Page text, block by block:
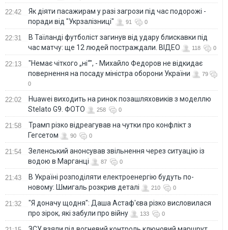
22:42
Як діяти пасажирам у разі загрози під час подорожі -
поради від "Укрзалізниці"
91 0
22:31
В Таїланді футболіст загинув від удару блискавки під
час матчу: ще 12 людей постраждали. ВІДЕО
118 0
22:13
"Немає чіткого „ні“", - Михайло Федоров не відкидає
повернення на посаду міністра оборони України
79
0
22:02
Huawei виходить на ринок позашляховиків з моделлю
Stelato G9. ФОТО
258 0
21:58
Трамп різко відреагував на чутки про конфлікт з
Гегсетом
90 0
21:54
Зеленський анонсував звільнення через ситуацію із
водою в Марганці
87 0
21:43
В Україні розподіляти електроенергію будуть по-
новому: Шмигаль розкрив деталі
210 0
21:32
"Я доначу щодня": Даша Астаф'єва різко висловилася
про зірок, які забули про війну
133 0